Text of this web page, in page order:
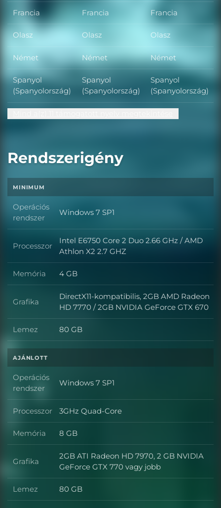
Francia Francia Francia
Olasz Olasz Olasz
Német Német Német
Spanyol
(Spanyolország)
Spanyol
(Spanyolország)
Spanyol
(Spanyolország)
Rendszerigény
MINIMUM
Operációs
rendszer
Operációs rendszer
Windows 7 SP1
Processzor Processzor
Intel E6750 Core 2 Duo 2.66 GHz / AMD
Athlon X2 2.7 GHZ
Memória Memória
4 GB
Grafika Grafika
DirectX11-kompatibilis, 2GB AMD Radeon
HD 7770 / 2GB NVIDIA GeForce GTX 670
Lemez Lemez
80 GB
AJÁNLOTT
Operációs
rendszer
Operációs rendszer
Windows 7 SP1
Processzor Processzor
3GHz Quad-Core
Memória Memória
8 GB
Grafika Grafika
2GB ATI Radeon HD 7970, 2 GB NVIDIA
GeForce GTX 770 vagy jobb
Lemez Lemez
80 GB